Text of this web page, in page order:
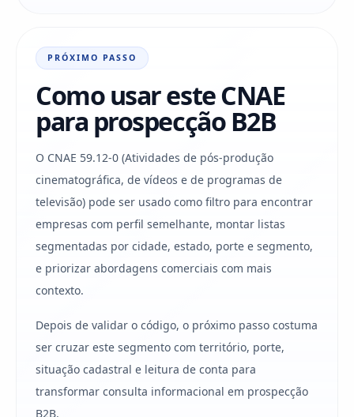
PRÓXIMO PASSO
Como usar este CNAE
para prospecção B2B
O CNAE 59.12-0 (Atividades de pós-produção
cinematográfica, de vídeos e de programas de
televisão) pode ser usado como filtro para encontrar
empresas com perfil semelhante, montar listas
segmentadas por cidade, estado, porte e segmento,
e priorizar abordagens comerciais com mais
contexto.
Depois de validar o código, o próximo passo costuma
ser cruzar este segmento com território, porte,
situação cadastral e leitura de conta para
transformar consulta informacional em prospecção
B2B.